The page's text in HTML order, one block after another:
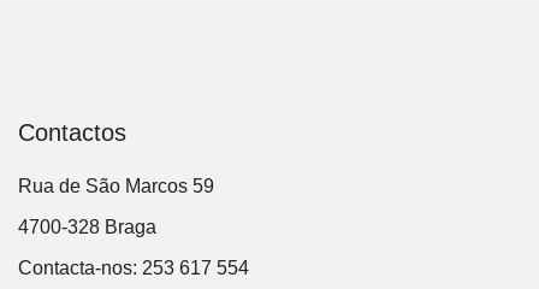
Contactos
Rua de São Marcos 59
4700-328 Braga
Contacta-nos: 253 617 554